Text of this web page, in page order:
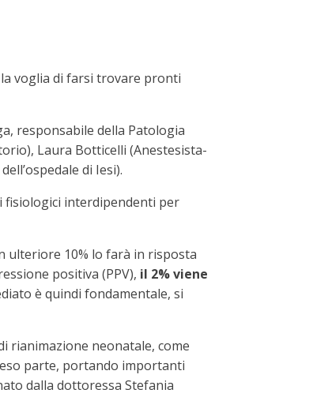
voglia di farsi trovare pronti
responsabile della Patologia
Laura Botticelli (Anestesista-
di Iesi).
fisiologici interdipendenti per
ulteriore 10% lo farà in risposta
positiva (PPV), il 2% viene
è quindi fondamentale, si
rianimazione neonatale, come
parte, portando importanti
dalla dottoressa Stefania